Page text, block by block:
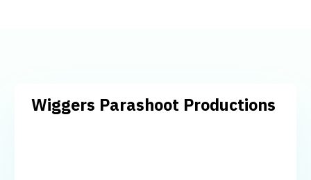
Wiggers Parashoot Productions